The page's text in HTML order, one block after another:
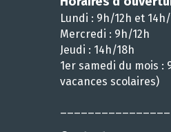
Lundi : 9h/12h et
Mercredi : 9h/12h
Jeudi : 14h/18h
1er samedi du mois
vacances scolaires)